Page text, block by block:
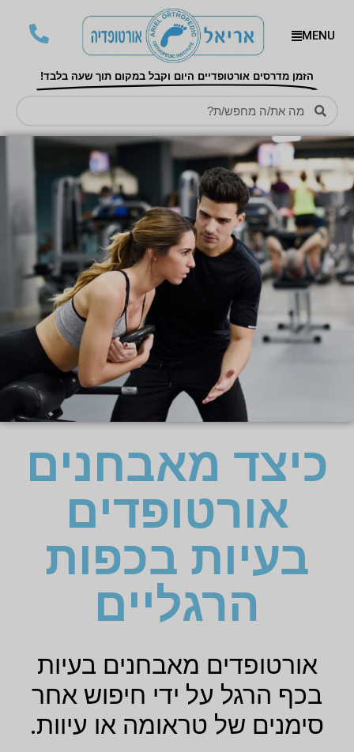
MENU
הזמן מדרסים אורטופדיים היום וקבל במקום תוך שעה בלבד!
כיצד מאבחנים
אורטופדים
בעיות בכפות
הרגליים
אורטופדים מאבחנים בעיות
בכף הרגל על ידי חיפוש אחר
סימנים של טראומה או עיוות.